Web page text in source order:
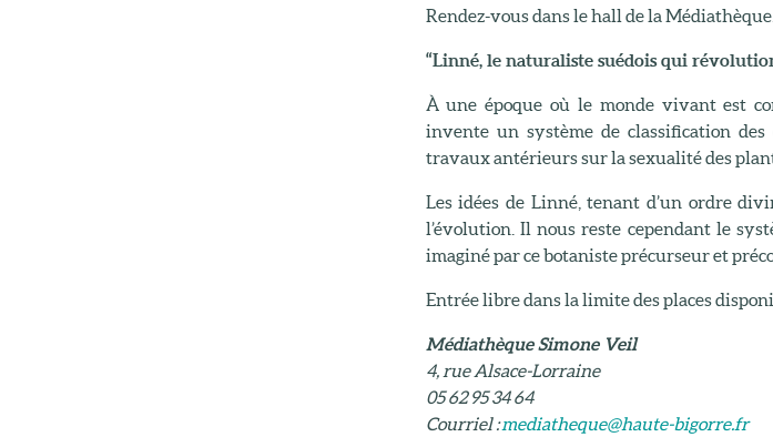
Rendez-vous dans le hall de la
“Linné, le naturaliste suédois qui
À une époque où le monde vivant est
invente un système de classification des
travaux antérieurs sur la sexualité des
Les idées de Linné, tenant d’un ordre
l’évolution. Il nous reste cependant le
imaginé par ce botaniste précurseur et
Entrée libre dans la limite des places
Médiathèque Simone Veil
4, rue Alsace-Lorraine
05 62 95 34 64
Courriel :mediatheque@haute-bigorre.fr